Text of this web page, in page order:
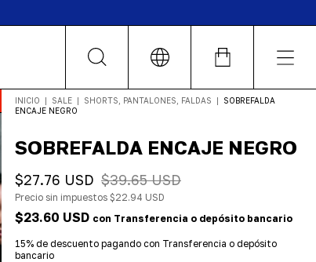
INICIO | SALE | SHORTS, PANTALONES, FALDAS |
SOBREFALDA
ENCAJE NEGRO
SOBREFALDA ENCAJE NEGRO
$27.76 USD $39.65 USD
Precio sin impuestos $22.94 USD
$23.60 USD con Transferencia o depósito bancario
15% de descuento pagando con Transferencia o depósito
bancario